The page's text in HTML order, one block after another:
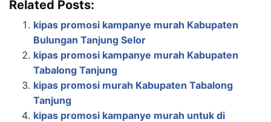
Related Posts:
kipas promosi kampanye murah Kabupaten
Bulungan Tanjung Selor
kipas promosi kampanye murah Kabupaten
Tabalong Tanjung
kipas promosi murah Kabupaten Tabalong
Tanjung
kipas promosi kampanye murah untuk di